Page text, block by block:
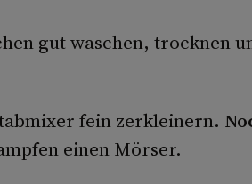
gut waschen, trocknen
fein zerkleinern.
einen Mörser.